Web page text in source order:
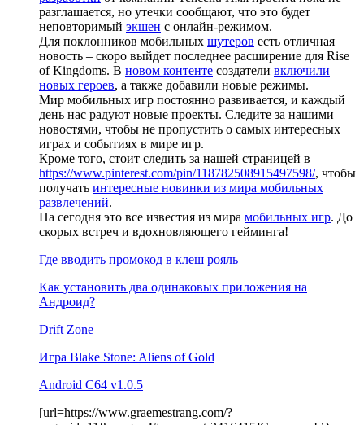
разглашается, но утечки сообщают, что это будет
неповторимый экшен с онлайн-режимом.
Для поклонников мобильных шутеров есть отличная
новость – скоро выйдет последнее расширение для Rise
of Kingdoms. В новом контенте создатели включили
новых героев, а также добавили новые режимы.
Мир мобильных игр постоянно развивается, и каждый
день нас радуют новые проекты. Следите за нашими
новостями, чтобы не пропустить о самых интересных
играх и событиях в мире игр.
Кроме того, стоит следить за нашей страницей в
https://www.pinterest.com/pin/118782508915497598/, чтобы
получать интересные новинки из мира мобильных
развлечений.
На сегодня это все известия из мира мобильных игр. До
скорых встреч и вдохновляющего гейминга!
Где вводить промокод в клеш рояль
Как установить два одинаковых приложения на
Андроид?
Drift Zone
Игра Blake Stone: Aliens of Gold
Android C64 v1.0.5
[url=https://www.graemestrang.com/?